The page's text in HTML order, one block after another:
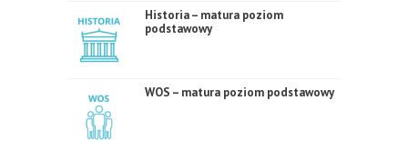
Historia – matura poziom
podstawowy
WOS – matura poziom podstawowy